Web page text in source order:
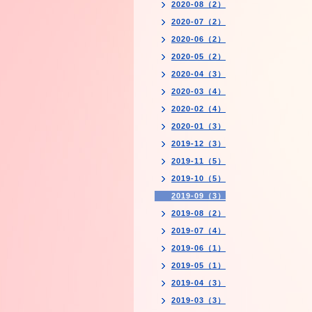
2020-08（2）
2020-07（2）
2020-06（2）
2020-05（2）
2020-04（3）
2020-03（4）
2020-02（4）
2020-01（3）
2019-12（3）
2019-11（5）
2019-10（5）
2019-09（3）
2019-08（2）
2019-07（4）
2019-06（1）
2019-05（1）
2019-04（3）
2019-03（3）